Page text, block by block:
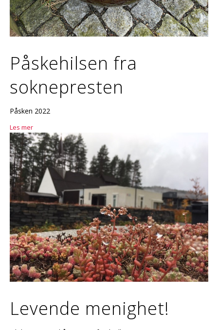
Påskehilsen fra
soknepresten
Påsken 2022
Les mer
Levende menighet!